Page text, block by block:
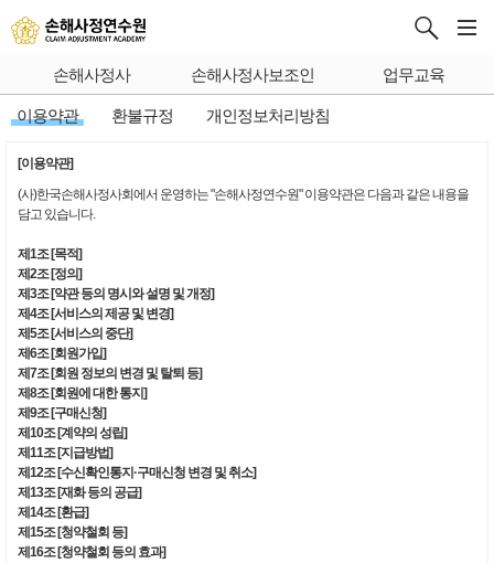
손해사정사 손해사정사보조인 업무교육
이용약관 환불규정 개인정보처리방침
[이용약관]
(사)한국손해사정사회에서 운영하는 "손해사정연수원" 이용약관은 다음과 같은 내용을
담고 있습니다.
제1조 [목적]
제2조 [정의]
제3조 [약관 등의 명시와 설명 및 개정]
제4조 [서비스의 제공 및 변경]
제5조 [서비스의 중단]
제6조 [회원가입]
제7조 [회원 정보의 변경 및 탈퇴 등]
제8조 [회원에 대한 통지]
제9조 [구매신청]
제10조 [계약의 성립]
제11조 [지급방법]
제12조 [수신확인통지·구매신청 변경 및 취소]
제13조 [재화 등의 공급]
제14조 [환급]
제15조 [청약철회 등]
제16조 [청약철회 등의 효과]